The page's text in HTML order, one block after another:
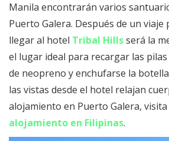
Manila encontrarán varios
Puerto Galera. Después de un
llegar al hotel Tribal Hillsserá la
el lugar ideal para recargar las
de neopreno y enchufarse la
las vistas desde el hotel relajan
alojamiento en Puerto Galera, visita
alojamiento en Filipinas.